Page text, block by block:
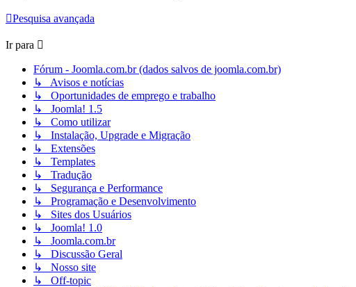
Pesquisa avançada
Ir para
Fórum - Joomla.com.br (dados salvos de joomla.com.br)
↳ Avisos e notícias
↳ Oportunidades de emprego e trabalho
↳ Joomla! 1.5
↳ Como utilizar
↳ Instalação, Upgrade e Migração
↳ Extensões
↳ Templates
↳ Tradução
↳ Segurança e Performance
↳ Programação e Desenvolvimento
↳ Sites dos Usuários
↳ Joomla! 1.0
↳ Joomla.com.br
↳ Discussão Geral
↳ Nosso site
↳ Off-topic